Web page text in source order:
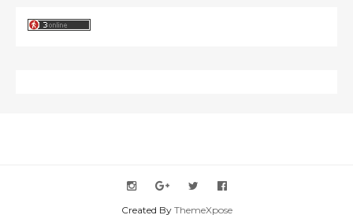
Created By ThemeXpose